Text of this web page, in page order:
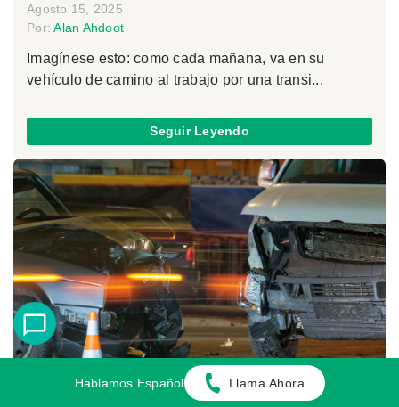
Agosto 15, 2025
Por:Alan Ahdoot
Imagínese esto: como cada mañana, va en su
vehículo de camino al trabajo por una transi...
Seguir Leyendo
Hablamos Español Llama Ahora